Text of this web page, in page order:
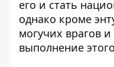
его и стать
однако кроме
могучих врагов
выполнение